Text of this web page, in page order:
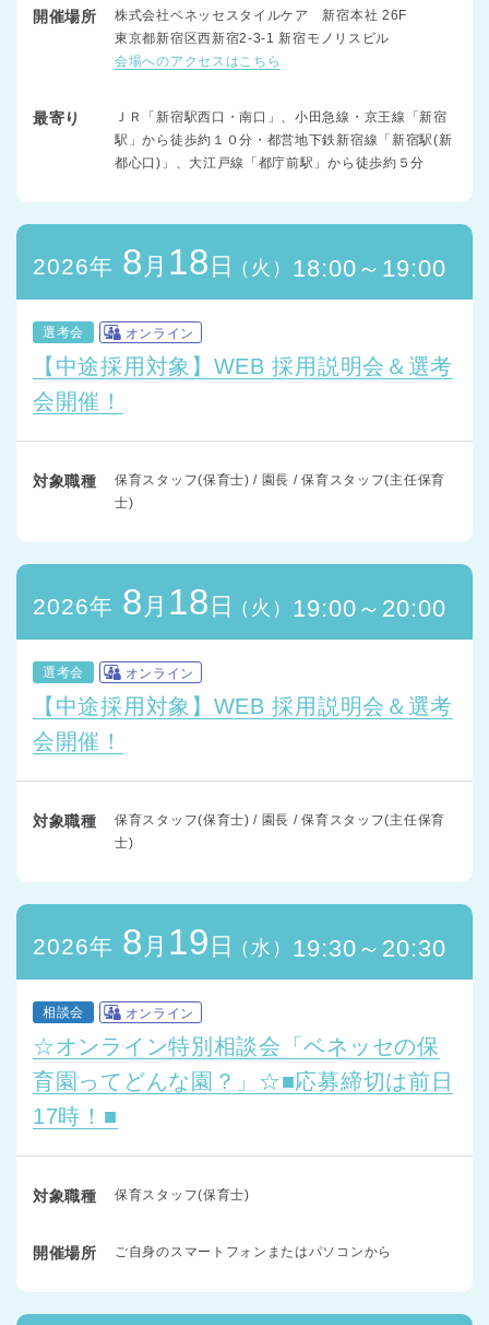
開催場所
株式会社ベネッセスタイルケア 新宿本社 26F
東京都新宿区西新宿2-3-1 新宿モノリスビル
会場へのアクセスはこちら
最寄り
ＪＲ「新宿駅西口・南口」、小田急線・京王線「新宿
駅」から徒歩約１０分・都営地下鉄新宿線「新宿駅(新
都心口)」、大江戸線「都庁前駅」から徒歩約５分
2026年 8 月 18 日 （火） 18:00～19:00
選考会 オンライン
【中途採用対象】WEB 採用説明会＆選考
会開催！
対象職種
保育スタッフ(保育士) / 園長 / 保育スタッフ(主任保育
士)
2026年 8 月 18 日 （火） 19:00～20:00
選考会 オンライン
【中途採用対象】WEB 採用説明会＆選考
会開催！
対象職種
保育スタッフ(保育士) / 園長 / 保育スタッフ(主任保育
士)
2026年 8 月 19 日 （水） 19:30～20:30
相談会 オンライン
☆オンライン特別相談会「ベネッセの保
育園ってどんな園？」☆■応募締切は前日
17時！■
対象職種 保育スタッフ(保育士)
開催場所 ご自身のスマートフォンまたはパソコンから